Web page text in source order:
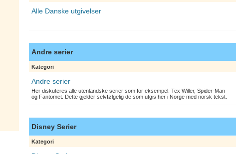
Alle Danske utgivelser
Andre serier
Kategori
Andre serier
Her diskuteres alle utenlandske serier som for eksempel: Tex Willer, Spider-Man
og Fantomet. Dette gjelder selvfølgelig de som utgis her i Norge med norsk tekst.
Disney Serier
Kategori